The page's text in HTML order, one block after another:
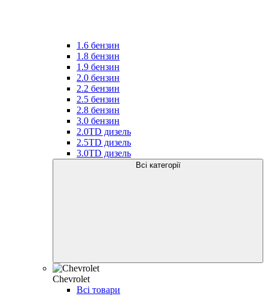
1.6 бензин
1.8 бензин
1.9 бензин
2.0 бензин
2.2 бензин
2.5 бензин
2.8 бензин
3.0 бензин
2.0TD дизель
2.5TD дизель
3.0TD дизель
Всі категорії
Chevrolet
Всі товари